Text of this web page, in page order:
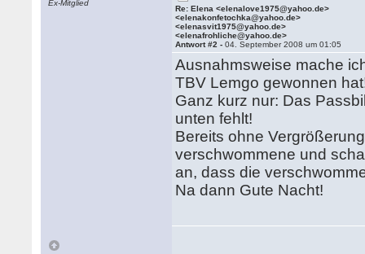
Ex-Mitglied
Re: Elena <elenalove1975@yahoo.de>
<elenakonfetochka@yahoo.de>
<elenasvit1975@yahoo.de>
<elenafrohliche@yahoo.de>
Antwort #2 -04. September 2008 um 01:05
Ausnahmsweise mache
TBV Lemgo gewonnen
Ganz kurz nur: Das
unten fehlt!
Bereits ohne
verschwommene und
an, dass die
Na dann Gute Nacht!